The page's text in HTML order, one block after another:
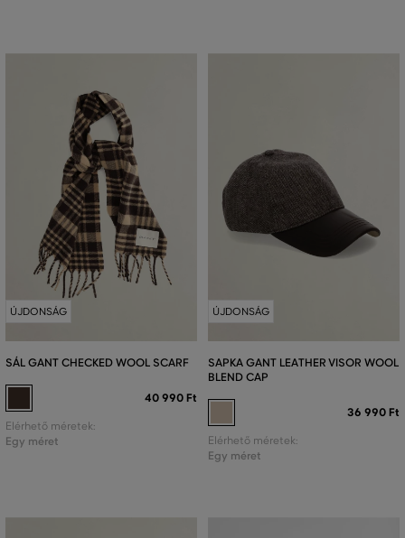
ÚJDONSÁG
SÁL GANT CHECKED WOOL SCARF
40 990 Ft
Elérhető méretek:
Egy méret
ÚJDONSÁG
SAPKA GANT LEATHER VISOR WOOL
BLEND CAP
36 990 Ft
Elérhető méretek:
Egy méret